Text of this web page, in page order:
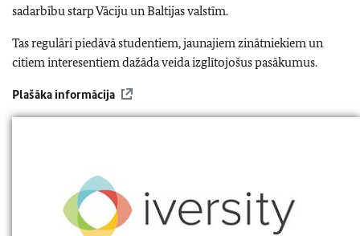
sadarbību starp Vāciju un Baltijas valstīm.
Tas regulāri piedāvā studentiem, jaunajiem zinātniekiem un
citiem interesentiem dažāda veida izglītojošus pasākumus.
Plašāka informācija